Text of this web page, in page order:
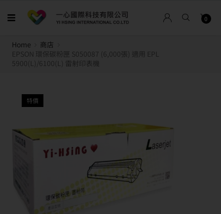
0
Home
商店
EPSON 環保碳粉匣 S050087 (6,000張) 適用 EPL
5900(L)/6100(L) 雷射印表機
特價